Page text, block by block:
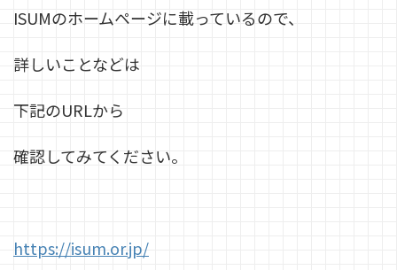
ISUMのホームページに載っているので、
詳しいことなどは
下記のURLから
確認してみてください。
https://isum.or.jp/